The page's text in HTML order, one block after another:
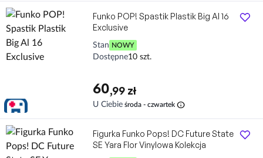
Funko POP! Spastik Plastik Big Al 16
Exclusive
Stan NOWY
Dostępne10 szt.
60,99 zł
U Ciebie środa - czwartek info
Figurka Funko Pops! DC Future State
SE Yara Flor Vinylowa Kolekcja